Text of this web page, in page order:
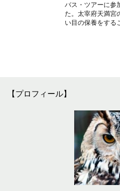
バス・ツアーに参
た。太宰府天満宮
い目の保養をする
【プロフィール】